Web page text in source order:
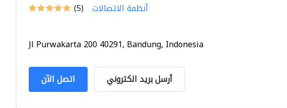
(5) أنظمة الاتصالات
Jl Purwakarta 200 40291, Bandung, Indonesia
اتصل الآن أرسل بريد الكتروني